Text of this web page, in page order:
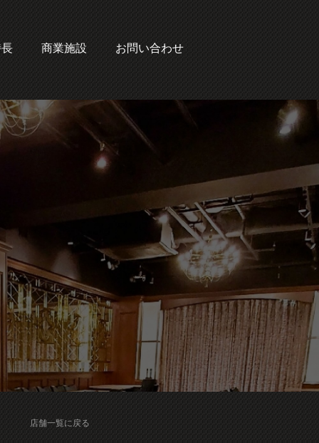
商業施設 お問い合わせ
店舗一覧に戻る